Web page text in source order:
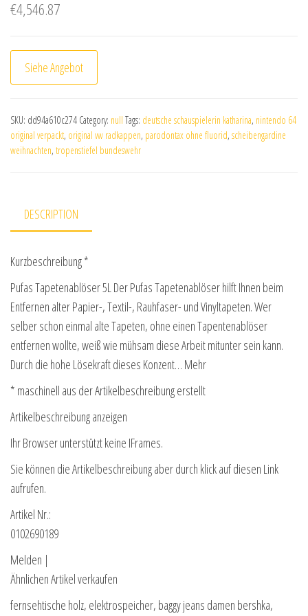
€4,546.87
Siehe Angebot
SKU: dd94a610c274 Category: null Tags: deutsche schauspielerin katharina, nintendo 64
original verpackt, original vw radkappen, parodontax ohne fluorid, scheibengardine
weihnachten, tropenstiefel bundeswehr
DESCRIPTION
Kurzbeschreibung *
Pufas Tapetenablöser 5L Der Pufas Tapetenablöser hilft Ihnen beim
Entfernen alter Papier-, Textil-, Rauhfaser- und Vinyltapeten. Wer
selber schon einmal alte Tapeten, ohne einen Tapentenablöser
entfernen wollte, weiß wie mühsam diese Arbeit mitunter sein kann.
Durch die hohe Lösekraft dieses Konzent… Mehr
* maschinell aus der Artikelbeschreibung erstellt
Artikelbeschreibung anzeigen
Ihr Browser unterstützt keine IFrames.
Sie können die Artikelbeschreibung aber durch klick auf diesen Link
aufrufen.
Artikel Nr.:
0102690189
Melden |
Ähnlichen Artikel verkaufen
fernsehtische holz, elektrospeicher, baggy jeans damen bershka,